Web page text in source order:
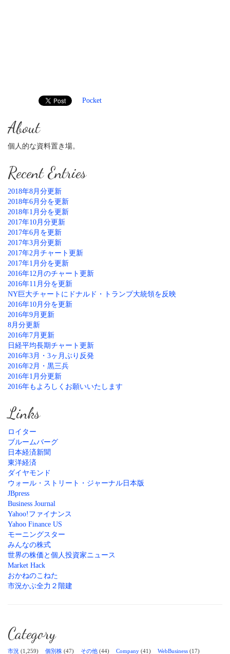
Pocket
About
個人的な資料置き場。
Recent Entries
2018年8月分更新
2018年6月分を更新
2018年1月分を更新
2017年10月分更新
2017年6月を更新
2017年3月分更新
2017年2月チャート更新
2017年1月分を更新
2016年12月のチャート更新
2016年11月分を更新
NY巨大チャートにドナルド・トランプ大統領を反映
2016年10月分を更新
2016年9月更新
8月分更新
2016年7月更新
日経平均長期チャート更新
2016年3月・3ヶ月ぶり反発
2016年2月・黒三兵
2016年1月分更新
2016年もよろしくお願いいたします
Links
ロイター
ブルームバーグ
日本経済新聞
東洋経済
ダイヤモンド
ウォール・ストリート・ジャーナル日本版
JBpress
Business Journal
Yahoo!ファイナンス
Yahoo Finance US
モーニングスター
みんなの株式
世界の株価と個人投資家ニュース
Market Hack
おかねのこねた
市況かぶ全力２階建
Category
市況 (1,259) 個別株 (47) その他 (44) Company (41) WebBusiness (17)